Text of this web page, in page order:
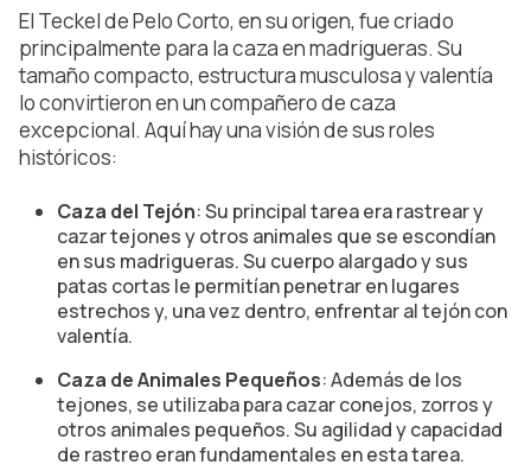
El Teckel de Pelo Corto, en su origen, fue criado
principalmente para la caza en madrigueras. Su
tamaño compacto, estructura musculosa y valentía
lo convirtieron en un compañero de caza
excepcional. Aquí hay una visión de sus roles
históricos:
Caza del Tejón: Su principal tarea era rastrear y
cazar tejones y otros animales que se escondían
en sus madrigueras. Su cuerpo alargado y sus
patas cortas le permitían penetrar en lugares
estrechos y, una vez dentro, enfrentar al tejón con
valentía.
Caza de Animales Pequeños: Además de los
tejones, se utilizaba para cazar conejos, zorros y
otros animales pequeños. Su agilidad y capacidad
de rastreo eran fundamentales en esta tarea.